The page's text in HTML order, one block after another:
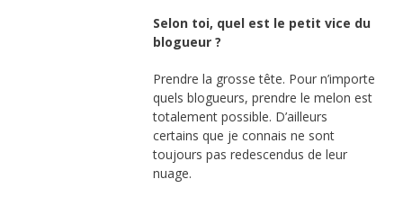
Selon toi, quel est le petit vice du
blogueur ?
Prendre la grosse tête. Pour n’importe
quels blogueurs, prendre le melon est
totalement possible. D’ailleurs
certains que je connais ne sont
toujours pas redescendus de leur
nuage.